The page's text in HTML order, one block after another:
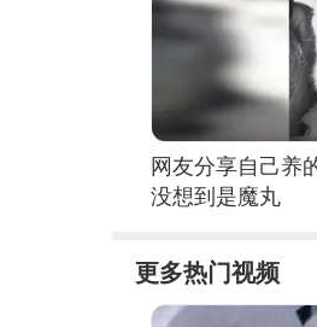
网友分享自己养
没想到是魔丸
更多热门视频